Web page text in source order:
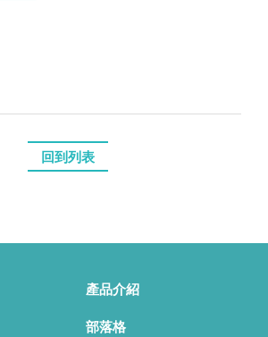
回到列表
產品介紹
部落格